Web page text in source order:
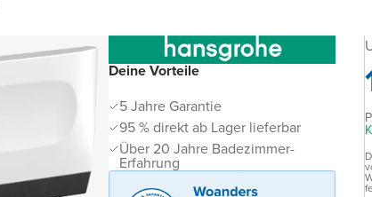
Deine Vorteile
5 Jahre Garantie
95 % direkt ab Lager lieferbar
Über 20 Jahre Badezimmer-
Erfahrung